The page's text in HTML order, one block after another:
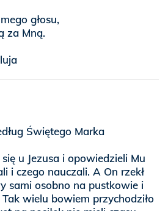
głosu,
za Mną.
Świętego Marka
u Jezusa i opowiedzieli Mu
i czego nauczali. A On rzekł
sami osobno na pustkowie i
wielu bowiem przychodziło